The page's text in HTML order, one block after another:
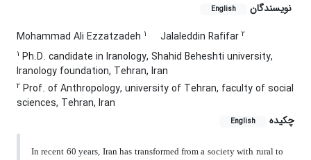
نویسندگان English
Mohammad Ali Ezzatzadeh 1 Jalaleddin Rafifar 2
1 Ph.D. candidate in Iranology, Shahid Beheshti university,
Iranology foundation, Tehran, Iran
2 Prof. of Anthropology, university of Tehran, faculty of social
sciences, Tehran, Iran
چکیده
English
In recent 60 years, Iran has transformed from a society with rural to